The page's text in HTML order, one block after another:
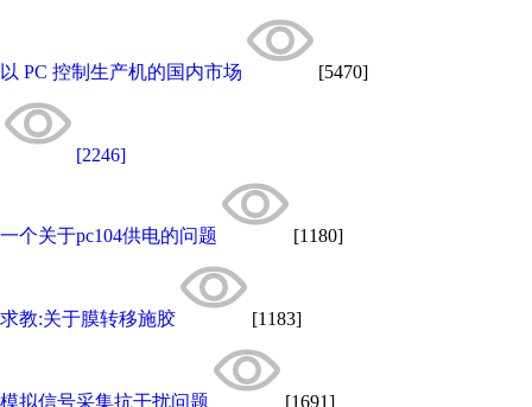
以 PC 控制生产机的国内市场 [5470]
[2246]
一个关于pc104供电的问题 [1180]
求教:关于膜转移施胶 [1183]
模拟信号采集抗干扰问题 [1691]